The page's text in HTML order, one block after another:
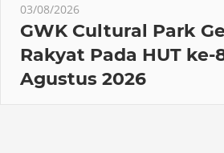
03/08/2026
GWK Cultural Park
Rakyat Pada HUT ke-
Agustus 2026